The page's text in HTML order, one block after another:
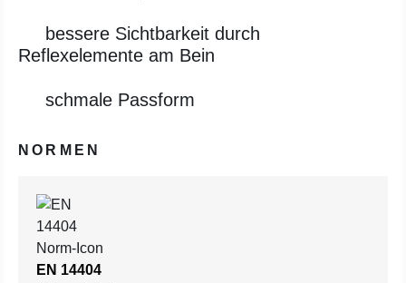
bessere Sichtbarkeit durch
Reflexelemente am Bein
schmale Passform
NORMEN
EN 14404